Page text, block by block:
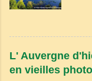
des
L' Auvergne
en vieilles